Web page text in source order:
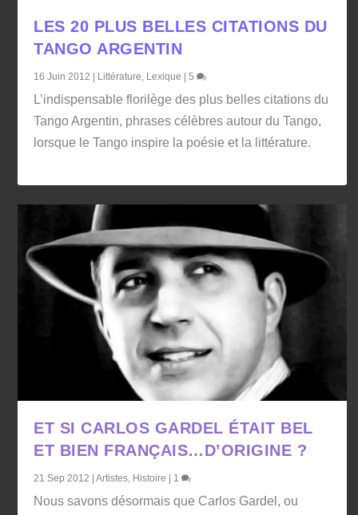
LES 20 PLUS BELLES CITATIONS DU
TANGO ARGENTIN
16 Juin 2012 Littérature, Lexique |5
L’indispensable florilège des plus belles citations du
Tango Argentin, phrases célèbres autour du Tango,
lorsque le Tango inspire la poésie et la littérature.
ET SI CARLOS GARDEL ÉTAIT BEL
ET BIEN FRANÇAIS…D’ORIGINE ?
21 Sep 2012 |Artistes, Histoire 1
Nous savons désormais que Carlos Gardel, ou